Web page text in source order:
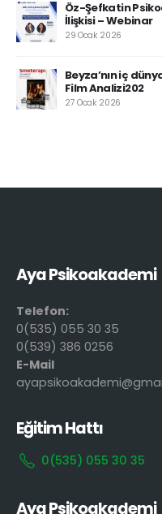
Öz-Şefkatin
İlişkisi – Webinar
29 Ocak 2026
Beyza’nın iç
Film Analizi202
27 Ocak 2026
Aya Psikoakademi
Telefon:
0(535) 055 30 35
0(539) 386 0256
E-Mail
Eğitim Hattı
0(535) 055 30 35
Aya Psikoakademi